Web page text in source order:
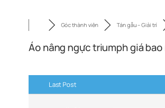
Góc thành viên Tán gẫu – Giải trí
Áo nâng ngực triumph giá
Last Post